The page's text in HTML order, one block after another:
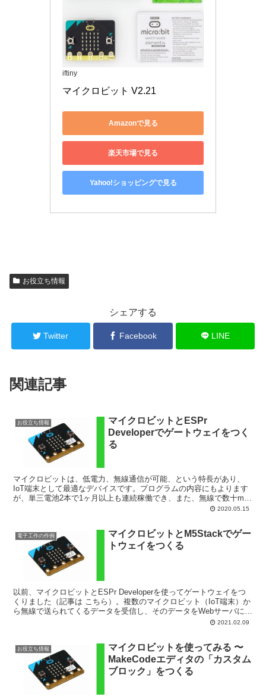
iftiny
マイクロビット V2.21
Amazonで見る
楽天市場で見る
Yahoo!ショッピングで見る
お役立ち情報
シェアする
Twitter Facebook LINE
関連記事
お役立ち情報
マイクロビットとESPr
Developerでゲートウェイをつく
る
マイクロビットは、低電力、無線通信が可能、という特長があり、
IoT端末として最適なデバイスです。プログラムの内容にもよります
が、単三電池2本で1ヶ月以上も連続稼働でき、また、無線で数十mの
通信が可能なので、ケーブルなしで所望の場所に設置する...2020.05.15
電子工作の作例
マイクロビットとM5Stackでゲー
トウェイをつくる
以前、マイクロビットとESPr Developerを使ってゲートウェイをつ
くりました（記事は こちら）。複数のマイクロビット（IoT端末）か
ら無線で送られてくるデータを受信し、そのデータをWebサーバに送
2021.02.09
お役立ち情報
マイクロビットを使ってみる 〜
MakeCodeエディタの「カスタム
ブロック」をつくる